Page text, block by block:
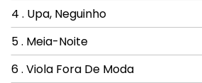
4 . Upa, Neguinho
5 . Meia-Noite
6 . Viola Fora De Moda